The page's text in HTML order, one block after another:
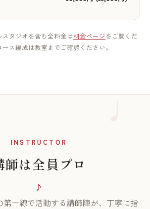
タジオを含む全料金は料金ページ をご覧くだ
ス編成は教室までご確認ください。
INSTRUCTOR
師は全員プロ
第一線で活動する講師陣が、丁寧に指